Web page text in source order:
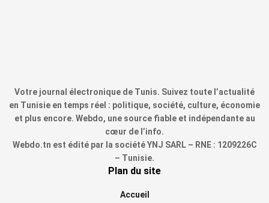
Votre journal électronique de Tunis. Suivez toute l’actualité
en Tunisie en temps réel : politique, société, culture, économie
et plus encore. Webdo, une source fiable et indépendante au
cœur de l’info.
Webdo.tn est édité par la société YNJ SARL – RNE : 1209226C
– Tunisie.
Plan du site
Accueil